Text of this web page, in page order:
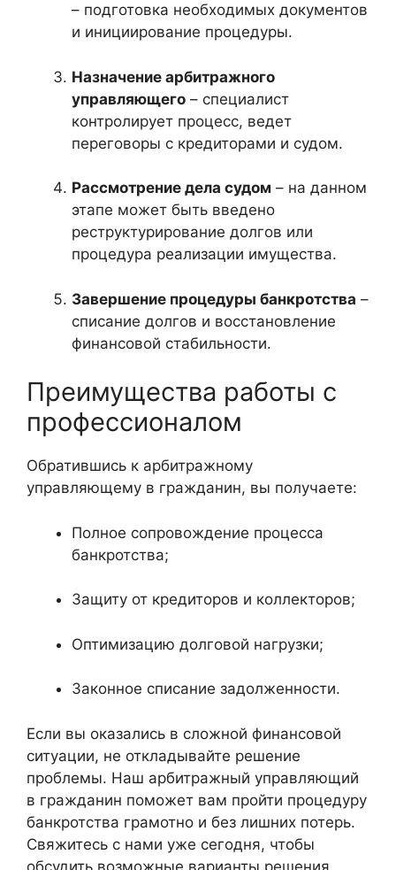
– подготовка необходимых документов
и инициирование процедуры.
Назначение арбитражного
управляющего – специалист
контролирует процесс, ведет
переговоры с кредиторами и судом.
Рассмотрение дела судом – на данном
этапе может быть введено
реструктурирование долгов или
процедура реализации имущества.
Завершение процедуры банкротства –
списание долгов и восстановление
финансовой стабильности.
Преимущества работы с
профессионалом
Обратившись к арбитражному
управляющему в гражданин, вы получаете:
Полное сопровождение процесса
банкротства;
Защиту от кредиторов и коллекторов;
Оптимизацию долговой нагрузки;
Законное списание задолженности.
Если вы оказались в сложной финансовой
ситуации, не откладывайте решение
проблемы. Наш арбитражный управляющий
в гражданин поможет вам пройти процедуру
банкротства грамотно и без лишних потерь.
Свяжитесь с нами уже сегодня, чтобы
обсудить возможные варианты решения